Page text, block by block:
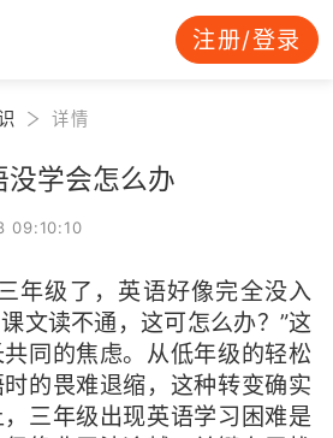
注册/登录
详情
没学会怎么办
09:10:10
年级了，英语好像完全没入
文读不通，这可怎么办？”这
同的焦虑。从低年级的轻松
的畏难退缩，这种转变确实
三年级出现英语学习困难是